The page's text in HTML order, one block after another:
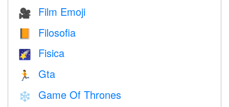
🎥 Film Emoji
📙 Filosofia
🌠 Fisica
🏃 Gta
❄️ Game Of Thrones